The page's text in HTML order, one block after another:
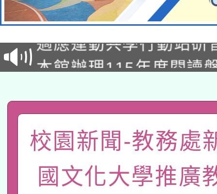
本校115學年度第2次
招甄選結果公告(無人
招)
本館辦理115年度閱讀
礎課程
「數位內容與教學軟體
有關大陸委員會函釋公
薪期間赴陸應申請許可
轉知經濟部水利署委託
校園新聞-教務處
國文化大學推廣